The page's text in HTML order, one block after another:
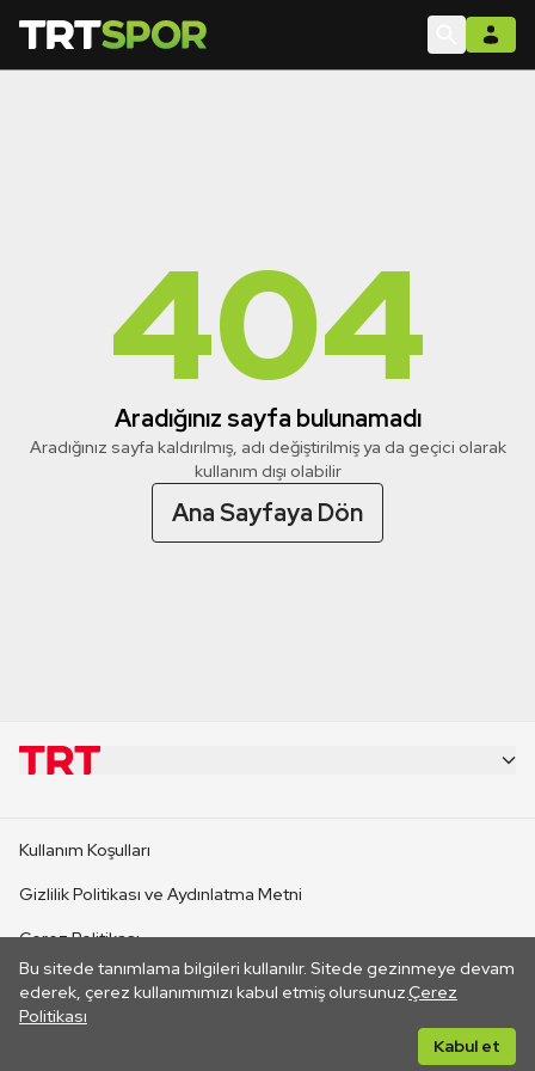
404
Aradığınız sayfa bulunamadı
Aradığınız sayfa kaldırılmış, adı değiştirilmiş ya da geçici olarak
kullanım dışı olabilir
Ana Sayfaya Dön
Bu sitede tanımlama bilgileri kullanılır. Sitede gezinmeye devam
ederek, çerez kullanımımızı kabul etmiş olursunuz.Çerez
Politikası
Kabul et
CANLI YAYINLAR
Kullanım Koşulları
Gizlilik Politikası ve Aydınlatma Metni
Çerez Politikası
İletişim
Her hakkı saklıdır. ©2026 TRT. Bağlantı yoluyla gidilen dış